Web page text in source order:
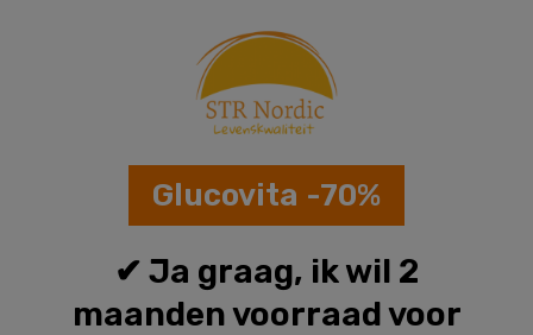
Glucovita -70%
✔ Ja graag, ik wil 2
maanden voorraad voor